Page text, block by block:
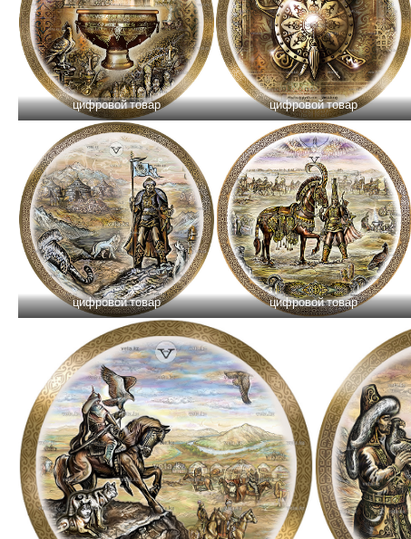
цифровой товар цифровой товар
цифровой товар цифровой товар